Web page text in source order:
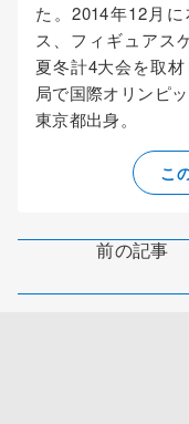
た。2014年12月
ス、フィギュアス
夏冬計4大会を取
局で国際オリンピ
東京都出身。
こ
前の記事